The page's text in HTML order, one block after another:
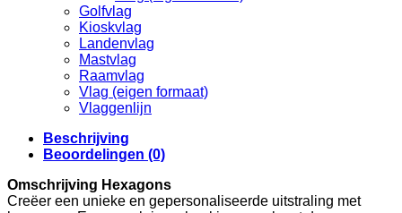
Golfvlag
Kioskvlag
Landenvlag
Mastvlag
Raamvlag
Vlag (eigen formaat)
Vlaggenlijn
Beschrijving
Beoordelingen (0)
Omschrijving Hexagons
Creëer een unieke en gepersonaliseerde uitstraling met